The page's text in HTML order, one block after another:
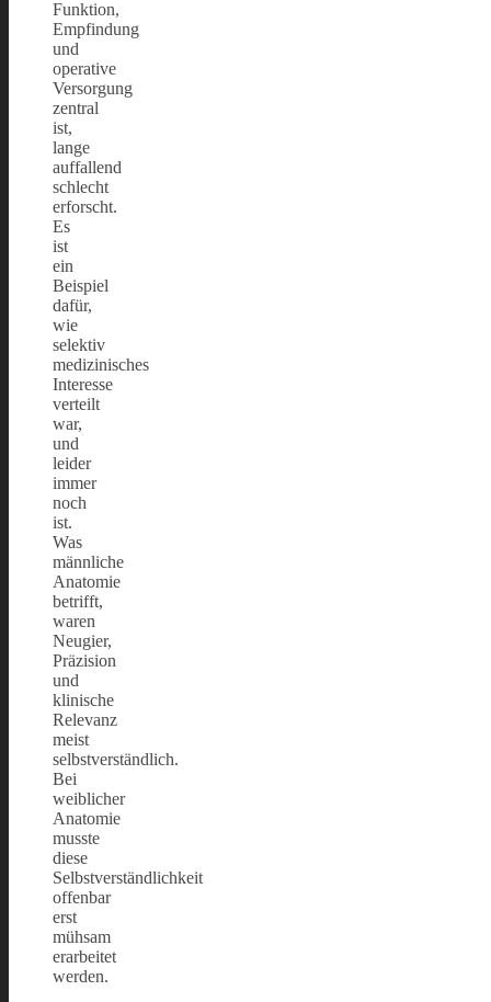
Funktion,
Empfindung
und
operative
Versorgung
zentral
ist,
lange
auffallend
schlecht
erforscht.
Es
ist
ein
Beispiel
dafür,
wie
selektiv
medizinisches
Interesse
verteilt
war,
und
leider
immer
noch
ist.
Was
männliche
Anatomie
betrifft,
waren
Neugier,
Präzision
und
klinische
Relevanz
meist
selbstverständlich.
Bei
weiblicher
Anatomie
musste
diese
Selbstverständlichkeit
offenbar
erst
mühsam
erarbeitet
werden.